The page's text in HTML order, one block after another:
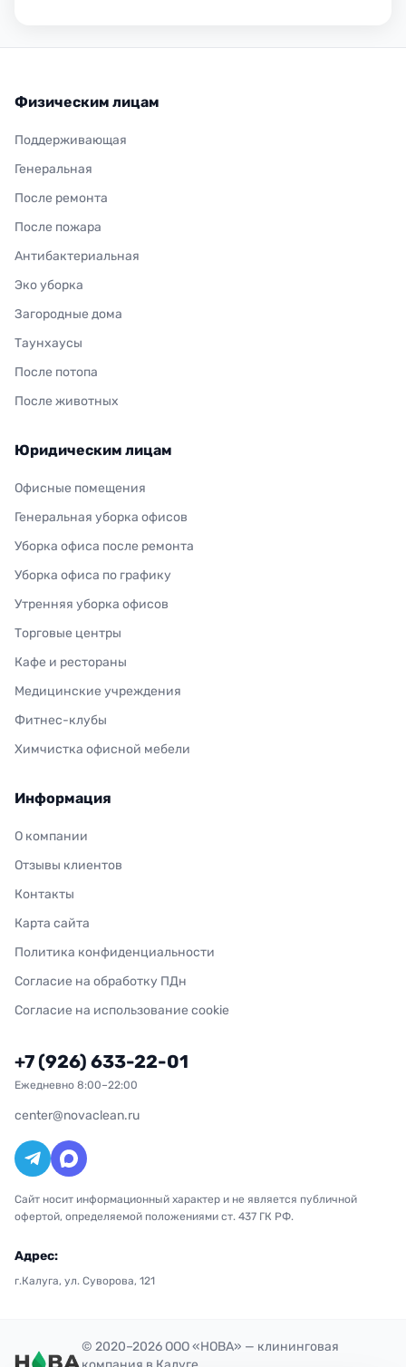
Физическим лицам
Поддерживающая
Генеральная
После ремонта
После пожара
Антибактериальная
Эко уборка
Загородные дома
Таунхаусы
После потопа
После животных
Юридическим лицам
Офисные помещения
Генеральная уборка офисов
Уборка офиса после ремонта
Уборка офиса по графику
Утренняя уборка офисов
Торговые центры
Кафе и рестораны
Медицинские учреждения
Фитнес-клубы
Химчистка офисной мебели
Информация
О компании
Отзывы клиентов
Контакты
Карта сайта
Политика конфиденциальности
Согласие на обработку ПДн
Согласие на использование cookie
+7 (926) 633-22-01
Ежедневно 8:00–22:00
center@novaclean.ru
Сайт носит информационный характер и не является публичной
офертой, определяемой положениями ст. 437 ГК РФ.
Адрес:
г.Калуга, ул. Суворова, 121
© 2020–2026 ООО «НОВА» — клининговая